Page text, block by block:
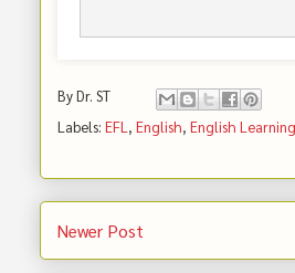
ByDr. ST
Labels: EFL , English, English
Newer Post